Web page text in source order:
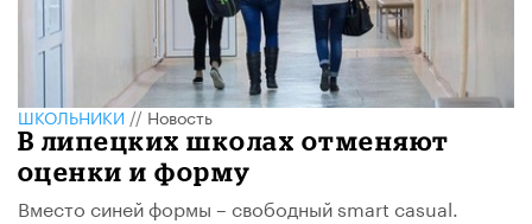
ШКОЛЬНИКИ//Новость
В липецких школах отменяют
оценки и форму
Вместо синей формы – свободный smart casual.